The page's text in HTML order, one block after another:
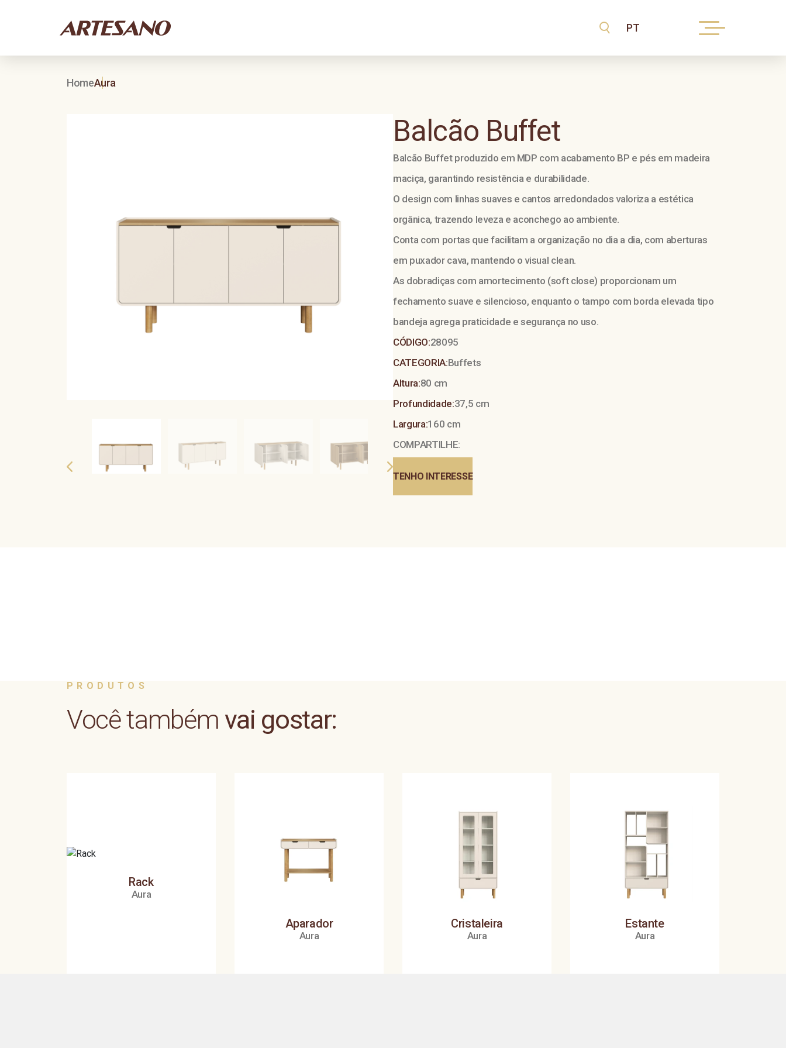
HomeAura
Balcão Buffet
Balcão Buffet produzido em MDP com acabamento BP e pés em madeira
maciça, garantindo resistência e durabilidade.
O design com linhas suaves e cantos arredondados valoriza a estética
orgânica, trazendo leveza e aconchego ao ambiente.
Conta com portas que facilitam a organização no dia a dia, com aberturas
em puxador cava, mantendo o visual clean.
As dobradiças com amortecimento (soft close) proporcionam um
fechamento suave e silencioso, enquanto o tampo com borda elevada tipo
bandeja agrega praticidade e segurança no uso.
CÓDIGO:28095
CATEGORIA:Buffets
Altura:80 cm
Profundidade:37,5 cm
Largura:160 cm
COMPARTILHE:
TENHO INTERESSE
PRODUTOS
Você também vai gostar:
Rack
Aura
Aparador
Aura
Cristaleira
Aura
Estante
Aura